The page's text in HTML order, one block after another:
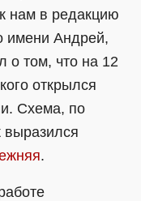
нам в редакцию
имени Андрей,
о том, что на 12
открылся
Схема, по
выразился
.